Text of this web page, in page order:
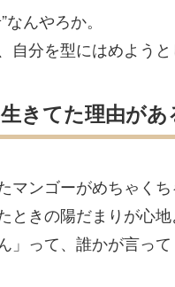
んやろか。
自分を型にはめようと
きてた理由があ
マンゴーがめちゃくち
ときの陽だまりが心地
」って、誰かが言って